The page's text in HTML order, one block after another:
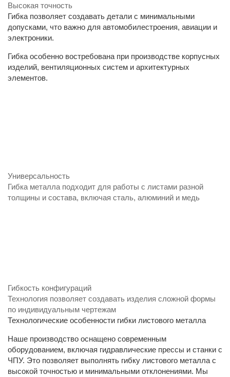
Высокая точность
Гибка позволяет создавать детали с минимальными
допусками, что важно для автомобилестроения, авиации и
электроники.
Гибка особенно востребована при производстве корпусных
изделий, вентиляционных систем и архитектурных
элементов.
Универсальность
Гибка металла подходит для работы с листами разной
толщины и состава, включая сталь, алюминий и медь
Гибкость конфигураций
Технология позволяет создавать изделия сложной формы
по индивидуальным чертежам
Технологические особенности гибки листового металла
Наше производство оснащено современным
оборудованием, включая гидравлические прессы и станки с
ЧПУ. Это позволяет выполнять гибку листового металла с
высокой точностью и минимальными отклонениями. Мы